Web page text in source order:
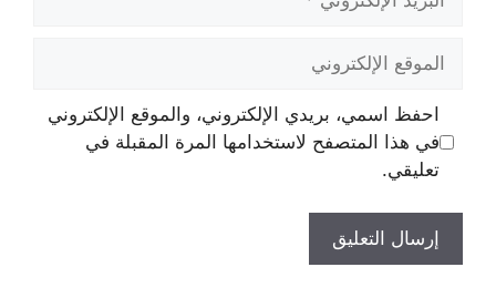
الإلكتروني
الموقع
الإلكتروني
احفظ اسمي، بريدي الإلكتروني، والموقع الإلكتروني
في هذا المتصفح لاستخدامها المرة المقبلة في
تعليقي.